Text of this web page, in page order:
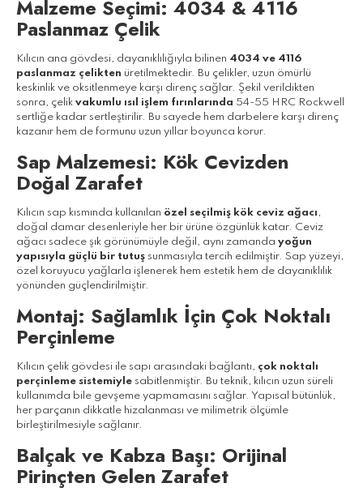
Malzeme Seçimi: 4034 & 4116
Paslanmaz Çelik
Kılıcın ana gövdesi, dayanıklılığıyla bilinen 4034 ve 4116
paslanmaz çelikten üretilmektedir. Bu çelikler, uzun ömürlü
keskinlik ve oksitlenmeye karşı direnç sağlar. Şekil verildikten
sonra, çelik vakumlu ısıl işlem fırınlarında 54-55 HRC Rockwell
sertliğe kadar sertleştirilir. Bu sayede hem darbelere karşı direnç
kazanır hem de formunu uzun yıllar boyunca korur.
Sap Malzemesi: Kök Cevizden
Doğal Zarafet
Kılıcın sap kısmında kullanılan özel seçilmiş kök ceviz ağacı,
doğal damar desenleriyle her bir ürüne özgünlük katar. Ceviz
ağacı sadece şık görünümüyle değil, aynı zamanda yoğun
yapısıyla güçlü bir tutuş sunmasıyla tercih edilmiştir. Sap yüzeyi,
özel koruyucu yağlarla işlenerek hem estetik hem de dayanıklılık
yönünden güçlendirilmiştir.
Montaj: Sağlamlık İçin Çok Noktalı
Perçinleme
Kılıcın çelik gövdesi ile sapı arasındaki bağlantı, çok noktalı
perçinleme sistemiyle sabitlenmiştir. Bu teknik, kılıcın uzun süreli
kullanımda bile gevşeme yapmamasını sağlar. Yapısal bütünlük,
her parçanın dikkatle hizalanması ve milimetrik ölçümle
birleştirilmesiyle sağlanır.
Balçak ve Kabza Başı: Orijinal
Pirinçten Gelen Zarafet